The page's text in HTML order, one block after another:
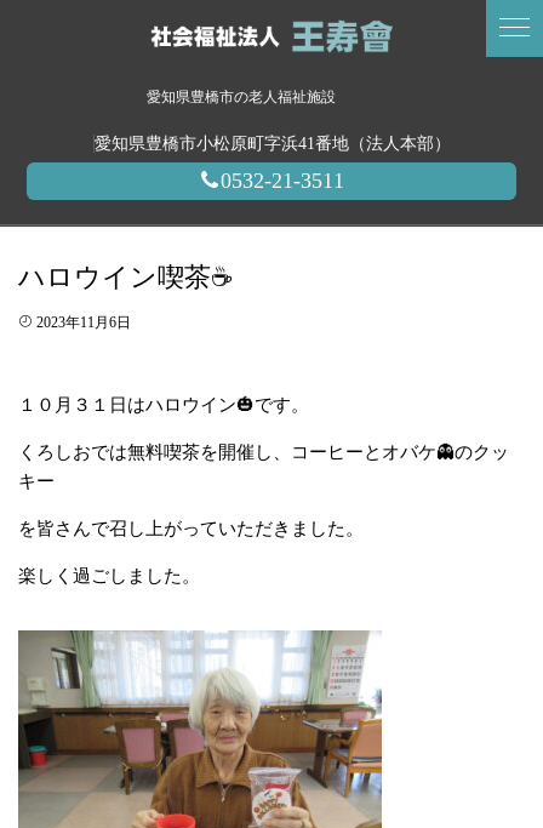
愛知県豊橋市の老人福祉施設
愛知県豊橋市小松原町字浜41番地（法人本部）
0532-21-3511
ハロウイン喫茶☕
2023年11月6日
１０月３１日はハロウイン🎃です。
くろしおでは無料喫茶を開催し、コーヒーとオバケ👻のクッ
キー
を皆さんで召し上がっていただきました。
楽しく過ごしました。